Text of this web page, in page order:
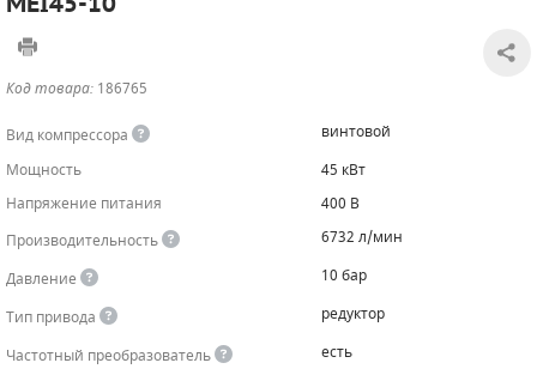
Код товара: 186765
Вид компрессора
винтовой
Мощность
45 кВт
Напряжение питания
400 В
Производительность
6732 л/мин
Давление
10 бар
Тип привода
редуктор
Частотный преобразователь
есть
САДОВАЯ ТЕХНИКА
ЧИЛЛЕРЫ
КАНАЛИЗАЦИОННЫЕ НАСОСЫ
БЕНЗИНОВЫЕ МОТОПОМПЫ
ТАЛИ И ТЕЛЬФЕРЫ
ОСВЕТИТЕЛЬНЫЕ МАЧТЫ
КОНТРОЛЛЕРЫ (БЛОКИ УПРАВЛЕНИЯ)
ПРЕДОХРАНИТЕЛЬНЫЕ КЛАПАНЫ
ОБРАТНЫЕ КЛАПАНЫ
РЕЛЕ ДАВЛЕНИЯ ДЛЯ ДЛЯ КОМПРЕССОРОВ
ДАТЧИКИ